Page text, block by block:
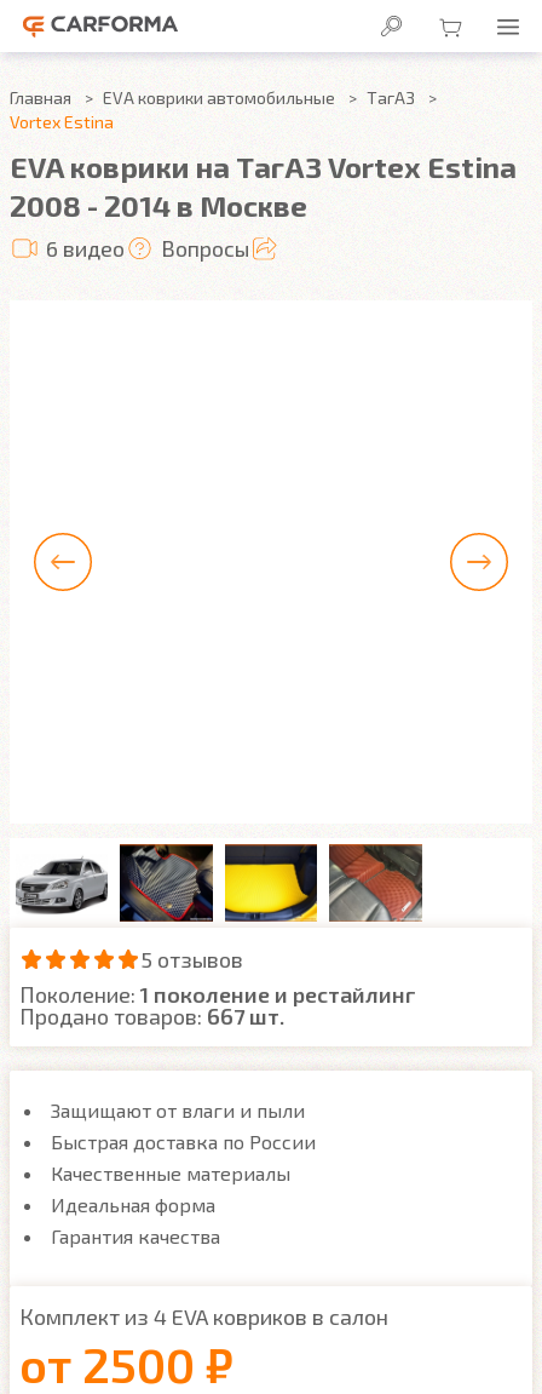
Главная EVA коврики автомобильные
ТагАЗ
Vortex Estina
EVA коврики на ТагАЗ Vortex Estina
2008 - 2014 в Москве
6 видео Вопросы
5 отзывов
Поколение: 1 поколение и рестайлинг
Продано товаров: 667 шт.
Защищают от влаги и пыли
Быстрая доставка по России
Качественные материалы
Идеальная форма
Гарантия качества
Комплект из 4 EVA ковриков в салон
от 2500 ₽